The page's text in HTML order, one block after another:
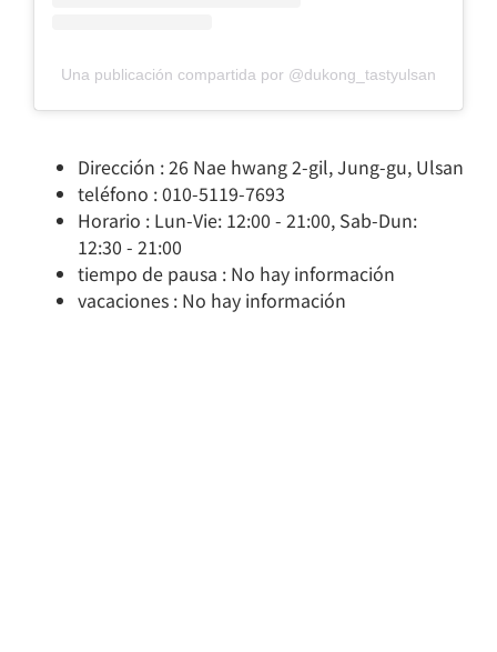
Una publicación compartida por @dukong_tastyulsan
Dirección : 26 Nae hwang 2-gil, Jung-gu, Ulsan
teléfono : 010-5119-7693
Horario : Lun-Vie: 12:00 - 21:00, Sab-Dun:
12:30 - 21:00
tiempo de pausa : No hay información
vacaciones : No hay información